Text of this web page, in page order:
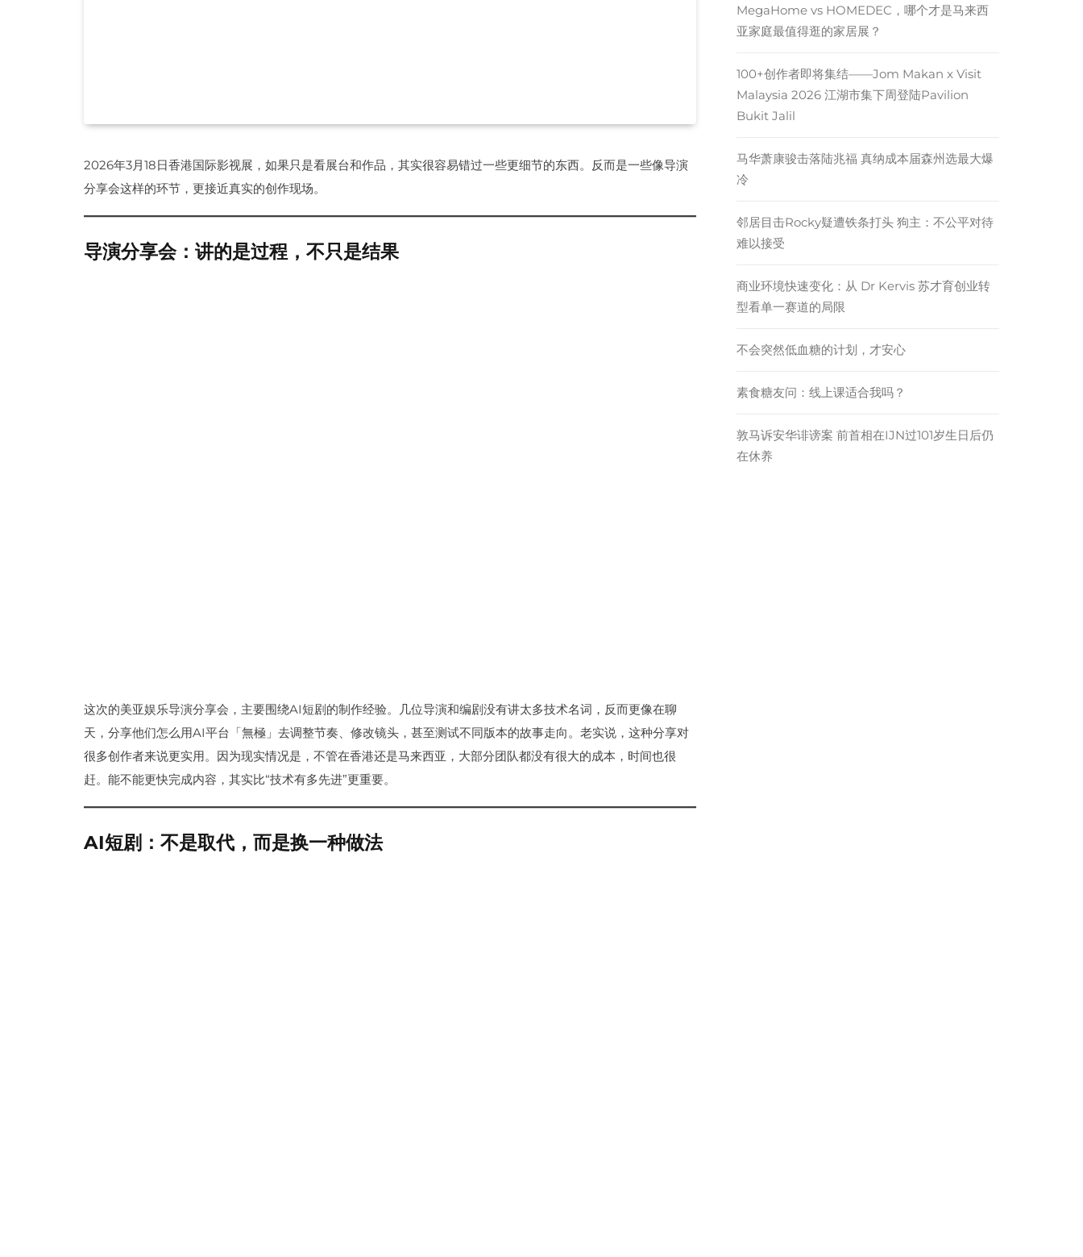
2026年3月18日香港国际影视展，如果只是看展台和作品，其实很容易错过一些更细节的东西。反而是一些像导演
分享会这样的环节，更接近真实的创作现场。
导演分享会：讲的是过程，不只是结果
这次的美亚娱乐导演分享会，主要围绕AI短剧的制作经验。几位导演和编剧没有讲太多技术名词，反而更像在聊
天，分享他们怎么用AI平台「無極」去调整节奏、修改镜头，甚至测试不同版本的故事走向。老实说，这种分享对
很多创作者来说更实用。因为现实情况是，不管在香港还是马来西亚，大部分团队都没有很大的成本，时间也很
赶。能不能更快完成内容，其实比“技术有多先进”更重要。
AI短剧：不是取代，而是换一种做法
MegaHome vs HOMEDEC，哪个才是马来西
亚家庭最值得逛的家居展？
100+创作者即将集结——Jom Makan x Visit
Malaysia 2026 江湖市集下周登陆Pavilion
Bukit Jalil
马华萧康骏击落陆兆福 真纳成本届森州选最大爆
冷
邻居目击Rocky疑遭铁条打头 狗主：不公平对待
难以接受
商业环境快速变化：从 Dr Kervis 苏才育创业转
型看单一赛道的局限
不会突然低血糖的计划，才安心
素食糖友问：线上课适合我吗？
敦马诉安华诽谤案 前首相在IJN过101岁生日后仍
在休养